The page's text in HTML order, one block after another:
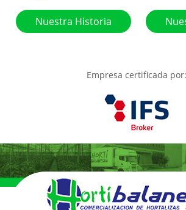
Nuestra Historia
Empresa certificada por: